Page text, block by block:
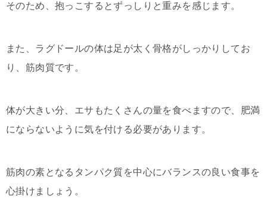
そのため、抱っこするとずっしりと重みを感じます。
また、ラグドールの体は足が太く骨格がしっかりしてお
り、筋肉質です。
体が大きい分、エサもたくさんの量を食べますので、肥満
にならないように気を付ける必要があります。
筋肉の素となるタンパク質を中心にバランスの良い食事を
心掛けましょう。